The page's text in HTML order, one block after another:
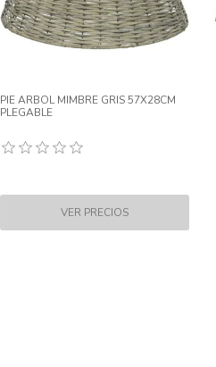
PIE ARBOL MIMBRE GRIS 57X28CM
PLEGABLE